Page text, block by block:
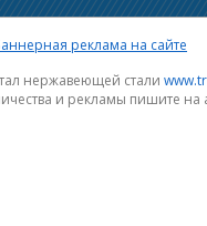
реклама на сайте
нержавеющей стали
и рекламы пишите на